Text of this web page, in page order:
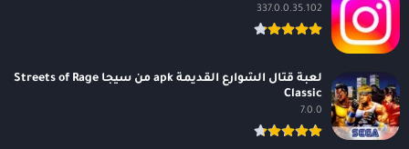
337.0.0.35.102
لعبة قتال الشوارع القديمة apk من سيجا Streets of Rage
Classic
7.0.0